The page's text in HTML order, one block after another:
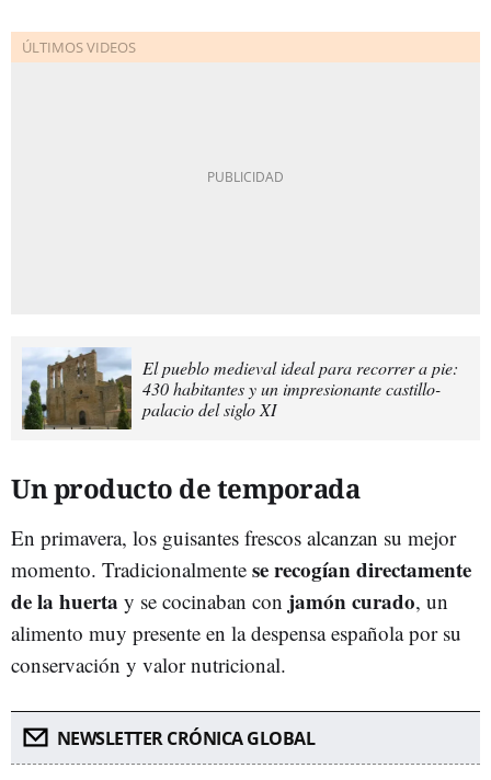
El pueblo medieval ideal para recorrer a pie:
430 habitantes y un impresionante castillo-
palacio del siglo XI
Un producto de temporada
En primavera, los guisantes frescos alcanzan su mejor
momento. Tradicionalmente se recogían directamente
de la huerta y se cocinaban con jamón curado, un
alimento muy presente en la despensa española por su
conservación y valor nutricional.
NEWSLETTER CRÓNICA GLOBAL